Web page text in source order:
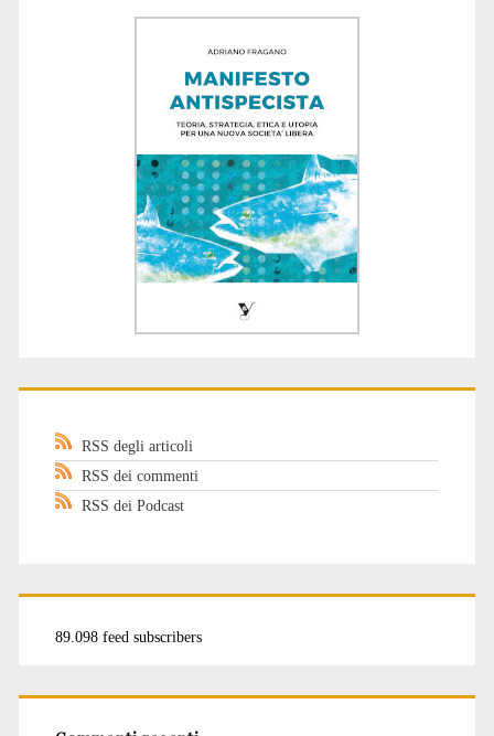
RSS degli articoli
RSS dei commenti
RSS dei Podcast
89.098 feed subscribers